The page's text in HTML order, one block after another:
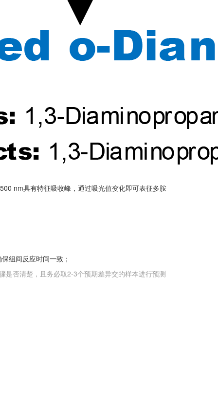
nm具有特征吸收峰，通过吸光值变化即可表征多胺
组间反应时间一致；
是否清楚，且务必取2-3个预期差异交的样本进行预测